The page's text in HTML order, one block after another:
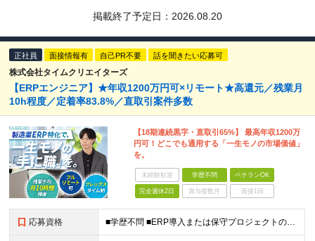
掲載終了予定日： 2026.08.20
正社員 面接情報有 自己PR不要 話を聞きたい応募可
株式会社タイムクリエイターズ
【ERPエンジニア】★年収1200万円可×リモート★高還元／残業月
10h程度／定着率83.8%／直取引案件多数
【18期連続黒字・直取引65%】 最高年収1200万
円可！どこでも通用する「一生モノの市場価値」
を。
未経験歓迎 学歴不問 ベテランOK
完全週休2日 賞与複数月 面接1回
応募資格 ■学歴不問 ■ERP導入または保守プロジェクトの経験がある方 ※SAPやMicrosoft Dynamicsなど、Oracle以外のERPパッケージ経験者も大歓迎です！ 「これからOracle領域で専